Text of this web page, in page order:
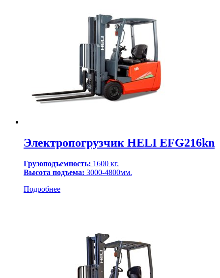
Электропогрузчик HELI EFG216kn
Грузоподъемность: 1600 кг.
Высота подъема: 3000-4800мм.
Подробнее